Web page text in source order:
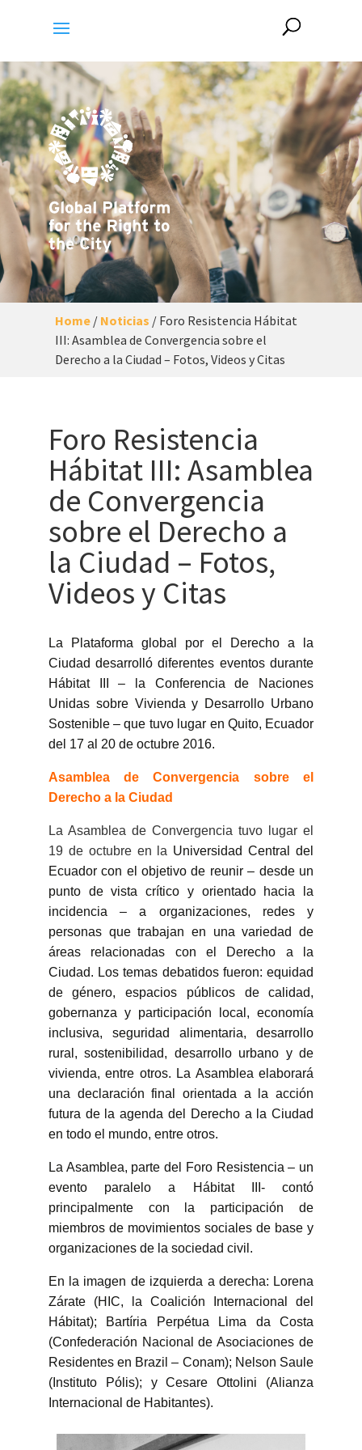
Home/ Noticias / Foro Resistencia Hábitat
III: Asamblea de Convergencia sobre el
Derecho a la Ciudad – Fotos, Videos y Citas
Foro Resistencia
Hábitat III: Asamblea
de Convergencia
sobre el Derecho a
la Ciudad – Fotos,
Videos y Citas
La Plataforma global por el Derecho a la
Ciudad desarrolló diferentes eventos durante
Hábitat III – la Conferencia de Naciones
Unidas sobre Vivienda y Desarrollo Urbano
Sostenible – que tuvo lugar en Quito, Ecuador
del 17 al 20 de octubre 2016.
Asamblea de Convergencia sobre el
Derecho a la Ciudad
La Asamblea de Convergencia tuvo lugar el
19 de octubre en la Universidad Central del
Ecuador con el objetivo de reunir – desde un
punto de vista crítico y orientado hacia la
incidencia – a organizaciones, redes y
personas que trabajan en una variedad de
áreas relacionadas con el Derecho a la
Ciudad. Los temas debatidos fueron: equidad
de género, espacios públicos de calidad,
gobernanza y participación local, economía
inclusiva, seguridad alimentaria, desarrollo
rural, sostenibilidad, desarrollo urbano y de
vivienda, entre otros. La Asamblea elaborará
una declaración final orientada a la acción
futura de la agenda del Derecho a la Ciudad
en todo el mundo, entre otros.
La Asamblea, parte del Foro Resistencia – un
evento paralelo a Hábitat III- contó
principalmente con la participación de
miembros de movimientos sociales de base y
organizaciones de la sociedad civil.
En la imagen de izquierda a derecha: Lorena
Zárate (HIC, la Coalición Internacional del
Hábitat); Bartíria Perpétua Lima da Costa
(Confederación Nacional de Asociaciones de
Residentes en Brazil – Conam); Nelson Saule
(Instituto Pólis); y Cesare Ottolini (Alianza
Internacional de Habitantes).